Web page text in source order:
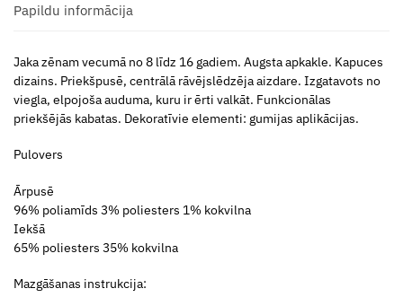
Papildu informācija
Jaka zēnam vecumā no 8 līdz 16 gadiem. Augsta apkakle. Kapuces
dizains. Priekšpusē, centrālā rāvējslēdzēja aizdare. Izgatavots no
viegla, elpojoša auduma, kuru ir ērti valkāt. Funkcionālas
priekšējās kabatas. Dekoratīvie elementi: gumijas aplikācijas.
Pulovers
Ārpusē
96% poliamīds 3% poliesters 1% kokvilna
Iekšā
65% poliesters 35% kokvilna
Mazgāšanas instrukcija: